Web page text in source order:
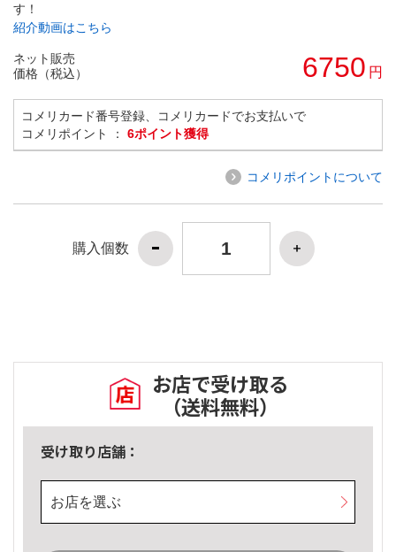
す！
紹介動画はこちら
ネット販売
価格（税込）
6750 円
コメリカード番号登録、コメリカードでお支払いで
コメリポイント ： 6ポイント獲得
コメリポイントについて
購入個数
お店で受け取る
（送料無料）
受け取り店舗：
お店を選ぶ